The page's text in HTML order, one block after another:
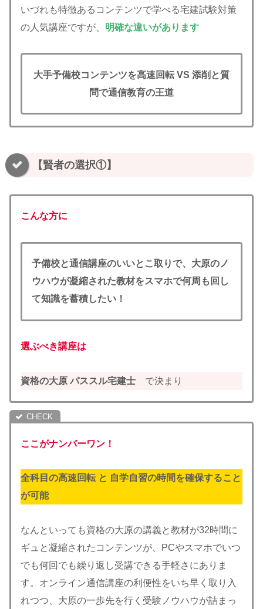
いづれも特徴あるコンテンツで学べる宅建試験対策
の人気講座ですが、 明確な違いがあります
大手予備校コンテンツを高速回転VS 添削と質
問で通信教育の王道
【賢者の選択①】
こんな方に
予備校と通信講座のいいとこ取りで、大原のノ
ウハウが凝縮された教材をスマホで何周も回し
て知識を蓄積したい！
選ぶべき講座は
資格の大原 パススル宅建士 で決まり
ここがナンバーワン！
全科目の高速回転と 自学自習の時間を確保すること
が可能
なんといっても資格の大原の講義と教材が32時間に
ギュと凝縮されたコンテンツが、PCやスマホでいつ
でも何回でも繰り返し受講できる手軽さにありま
す。オンライン通信講座の利便性をいち早く取り入
れつつ、大原の一歩先を行く受験ノウハウが詰まっ